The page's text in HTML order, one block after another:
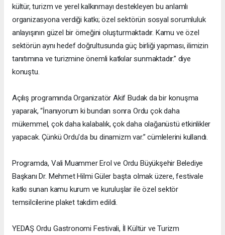
kültür, turizm ve yerel kalkınmayı destekleyen bu anlamlı
organizasyona verdiği katkı; özel sektörün sosyal sorumluluk
anlayışının güzel bir örneğini oluşturmaktadır. Kamu ve özel
sektörün aynı hedef doğrultusunda güç birliği yapması, ilimizin
tanıtımına ve turizmine önemli katkılar sunmaktadır.” diye
konuştu.
Açılış programında Organizatör Akif Budak da bir konuşma
yaparak, “İnanıyorum ki bundan sonra Ordu çok daha
mükemmel, çok daha kalabalık, çok daha olağanüstü etkinlikler
yapacak. Çünkü Ordu'da bu dinamizm var.” cümlelerini kullandı.
Programda, Vali Muammer Erol ve Ordu Büyükşehir Belediye
Başkanı Dr. Mehmet Hilmi Güler başta olmak üzere, festivale
katkı sunan kamu kurum ve kuruluşlar ile özel sektör
temsilcilerine plaket takdim edildi.
YEDAŞ Ordu Gastronomi Festivali, İl Kültür ve Turizm